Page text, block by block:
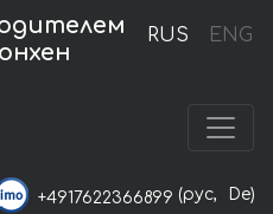
RUS ENG
+4917622366899 (рус, De)